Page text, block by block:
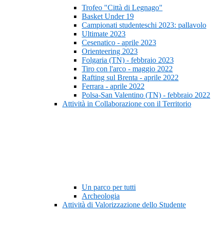
Trofeo "Città di Legnago"
Basket Under 19
Campionati studenteschi 2023: pallavolo
Ultimate 2023
Cesenatico - aprile 2023
Orienteering 2023
Folgaria (TN) - febbraio 2023
Tiro con l'arco - maggio 2022
Rafting sul Brenta - aprile 2022
Ferrara - aprile 2022
Polsa-San Valentino (TN) - febbraio 2022
Attività in Collaborazione con il Territorio
Un parco per tutti
Archeologia
Attività di Valorizzazione dello Studente